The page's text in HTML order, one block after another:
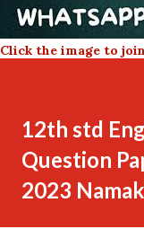
Click the image to
12th std
Question
2023